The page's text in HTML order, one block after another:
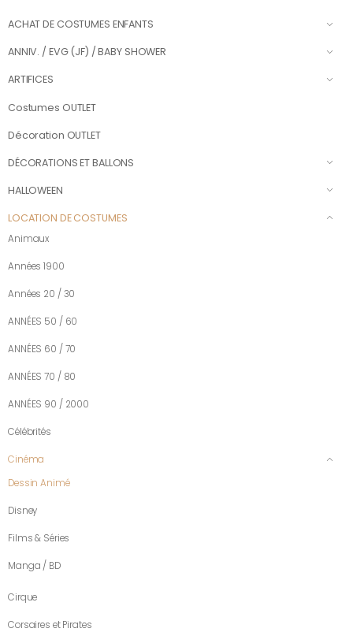
ACHAT DE COSTUMES ENFANTS
ANNIV. / EVG (JF) / BABY SHOWER
ARTIFICES
Costumes OUTLET
Décoration OUTLET
DÉCORATIONS ET BALLONS
HALLOWEEN
LOCATION DE COSTUMES
Animaux
Années 1900
Années 20 / 30
ANNÉES 50 / 60
ANNÉES 60 / 70
ANNÉES 70 / 80
ANNÉES 90 / 2000
Célébrités
Cinéma
Dessin Animé
Disney
Films & Séries
Manga / BD
Cirque
Corsaires et Pirates